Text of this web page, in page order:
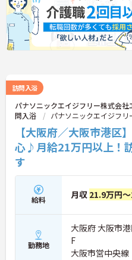
訪問入浴
パナソニックエイジフリー株式会
問入浴
パナソニックエイジフリ
【大阪府／大阪市港区
心♪月給21万円以上！
す
給料 月収 21.9万円
勤務地
大阪府 大阪市
F
大阪市営中央